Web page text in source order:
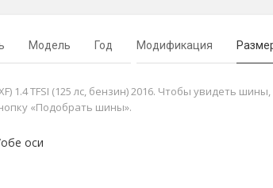
Модель Год Модификация
TFSI (125 лс, бензин) 2016. Чтобы увидеть
«Подобрать шины».
оси